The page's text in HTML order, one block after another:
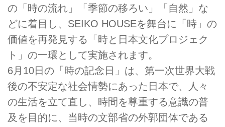
の「時の流れ」「季節の移ろい」「自然」な
どに着目し、SEIKO HOUSEを舞台に「時」の
価値を再発見する「時と日本文化プロジェク
ト」の一環として実施されます。
6月10日の「時の記念日」は、第一次世界大戦
後の不安定な社会情勢にあった日本で、人々
の生活を立て直し、時間を尊重する意識の普
及を目的に、当時の文部省の外郭団体である